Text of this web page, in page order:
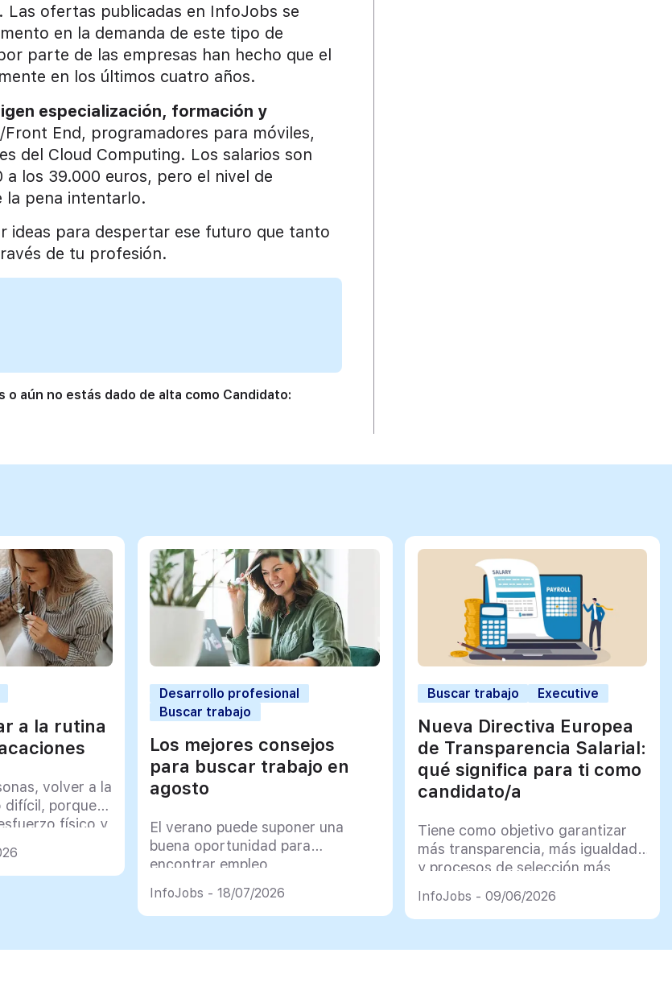
Las ofertas publicadas en InfoJobs se
en la demanda de este tipo de
parte de las empresas han hecho que el
en los últimos cuatro años.
especialización, formación y
End, programadores para móviles,
del Cloud Computing. Los salarios son
los 39.000 euros, pero el nivel de
la pena intentarlo.
ideas para despertar ese futuro que tanto
de tu profesión.
aún no estás dado de alta como Candidato:
a la rutina
volver a la
difícil, porque
físico y
Desarrollo profesional
Buscar trabajo
Los mejores consejos
para buscar trabajo en
agosto
El verano puede suponer una
buena oportunidad para
encontrar empleo
InfoJobs - 18/07/2026
Buscar trabajo Executive
Nueva Directiva Europea
de Transparencia Salarial:
qué significa para ti como
candidato/a
Tiene como objetivo garantizar
más transparencia, más igualdad
y procesos de selección más
InfoJobs - 09/06/2026